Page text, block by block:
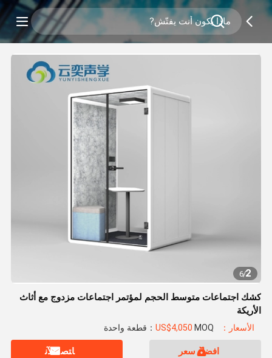
2
/
6
كشك اجتماعات متوسط الحجم لمؤتمر اجتماعات مزدوج مع أثاث
الأريكة
الأسعار：US$4,050 MOQ：قطعة واحدة
افضل سعر ﺎﺘﺼﻟ ﺍﻶﻧ